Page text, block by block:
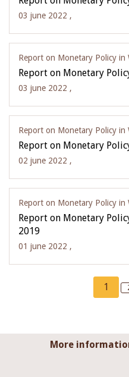
03 june 2022 ,
Report on Monetary Policy in
Report on Monetary
03 june 2022 ,
Report on Monetary Policy in
Report on Monetary
02 june 2022 ,
Report on Monetary Policy in
Report on Monetary
2019
01 june 2022 ,
page
1
More